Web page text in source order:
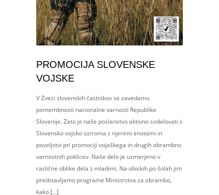
PROMOCIJA SLOVENSKE
VOJSKE
V Zvezi slovenskih častnikov se zavedamo
pomembnosti nacionalne varnosti Republike
Slovenije. Zato je naše poslanstvo aktivno sodelovati s
Slovensko vojsko oziroma z njenimi enotami in
poveljstvi pri promociji vojaškega in drugih obrambno
varnostnih poklicev. Naše delo je usmerjeno v
različne oblike dela z mladimi. Na obiskih po šolah jim
predstavljamo programe Ministrstva za obrambo,
kako […]